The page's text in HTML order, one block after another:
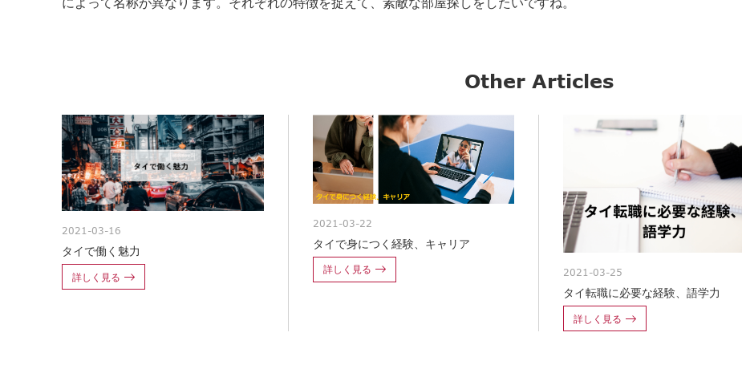
Other Articles
2021-03-16
タイで働く魅力
詳しく見る
2021-03-22
タイで身につく経験、キャリア
詳しく見る 2021-03-25
タイ転職に必要な経験、語学力
詳しく見る